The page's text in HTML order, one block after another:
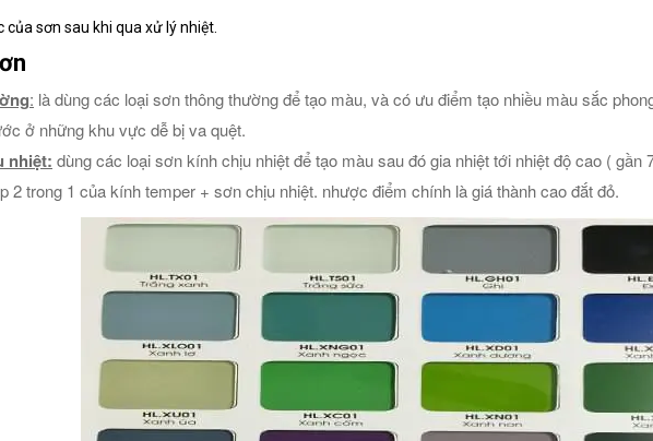
của sơn sau khi qua xử lý nhiệt.
: là dùng các loại sơn thông thường để tạo màu, và có ưu điểm tạo nhiều màu sắc
ở những khu vực dễ bị va quệt.
nhiệt: dùng các loại sơn kính chịu nhiệt để tạo màu sau đó gia nhiệt tới nhiệt độ cao (
2 trong 1 của kính temper + sơn chịu nhiệt. nhược điểm chính là giá thành cao đắt đỏ.